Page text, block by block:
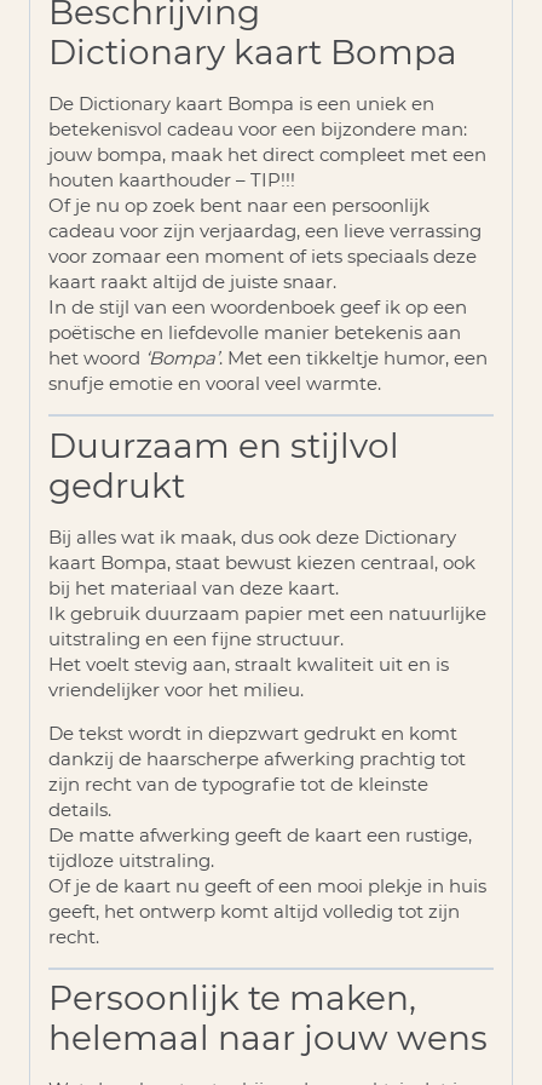
Beschrijving
Dictionary kaart Bompa
De Dictionary kaart Bompa is een uniek en
betekenisvol cadeau voor een bijzondere man:
jouw bompa, maak het direct compleet met een
houten kaarthouder – TIP!!!
Of je nu op zoek bent naar een persoonlijk
cadeau voor zijn verjaardag, een lieve verrassing
voor zomaar een moment of iets speciaals deze
kaart raakt altijd de juiste snaar.
In de stijl van een woordenboek geef ik op een
poëtische en liefdevolle manier betekenis aan
het woord ‘Bompa’. Met een tikkeltje humor, een
snufje emotie en vooral veel warmte.
Duurzaam en stijlvol
gedrukt
Bij alles wat ik maak, dus ook deze Dictionary
kaart Bompa, staat bewust kiezen centraal, ook
bij het materiaal van deze kaart.
Ik gebruik duurzaam papier met een natuurlijke
uitstraling en een fijne structuur.
Het voelt stevig aan, straalt kwaliteit uit en is
vriendelijker voor het milieu.
De tekst wordt in diepzwart gedrukt en komt
dankzij de haarscherpe afwerking prachtig tot
zijn recht van de typografie tot de kleinste
details.
De matte afwerking geeft de kaart een rustige,
tijdloze uitstraling.
Of je de kaart nu geeft of een mooi plekje in huis
geeft, het ontwerp komt altijd volledig tot zijn
recht.
Persoonlijk te maken,
helemaal naar jouw wens